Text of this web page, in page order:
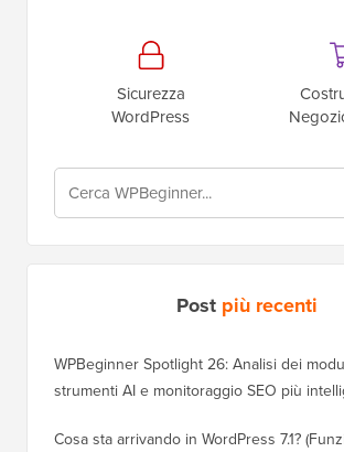
Sicurezza
WordPress
Post più recenti
WPBeginner Spotlight 26: Analisi dei
strumenti AI e monitoraggio SEO più
Cosa sta arrivando in WordPress 7.1?